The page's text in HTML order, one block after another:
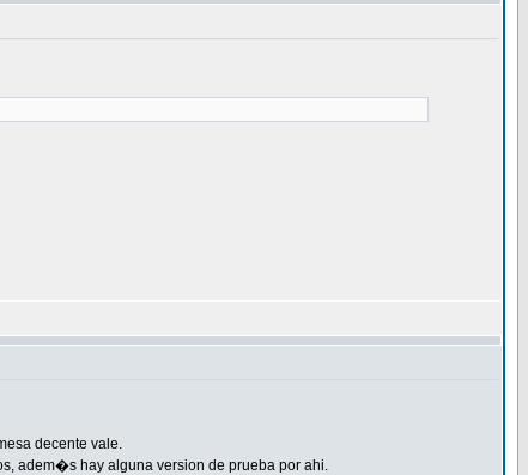
decente vale.
adem�s hay alguna version de prueba por ahi.